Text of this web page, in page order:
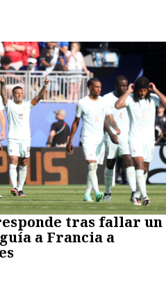
tras fallar un
a Francia a